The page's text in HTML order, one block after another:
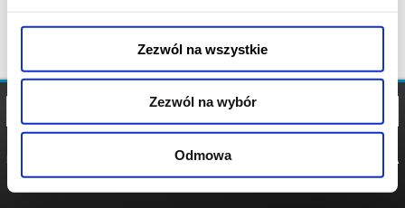
Zezwól na wszystkie
Zezwól na wybór
Odmowa
POLITYKA
POLITYKA